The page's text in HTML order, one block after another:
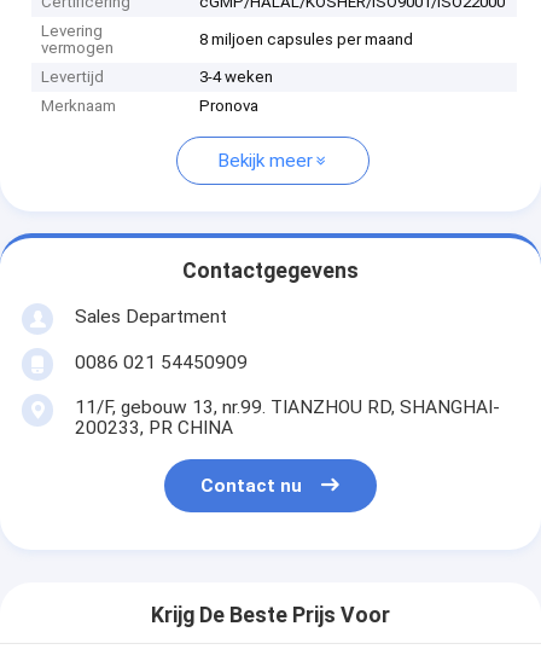
Levering
vermogen
8 miljoen capsules per maand
Levertijd
3-4 weken
Merknaam
Pronova
Bekijk meer
Contactgegevens
Sales Department
0086 021 54450909
11/F, gebouw 13, nr.99. TIANZHOU RD, SHANGHAI-
200233, PR CHINA
Contact nu
Krijg De Beste Prijs Voor